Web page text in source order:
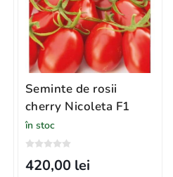
Seminte de rosii
cherry Nicoleta F1
în stoc
420,00 lei